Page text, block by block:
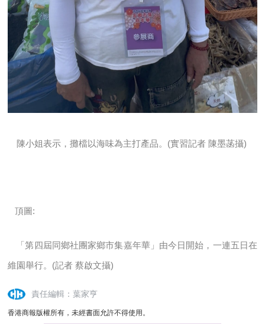
陳小姐表示，攤檔以海味為主打產品。(實習記者 陳墨菡攝)
頂圖:
「第四屆同鄉社團家鄉市集嘉年華」由今日開始，一連五日在
維園舉行。(記者 蔡啟文攝)
責任編輯：葉家亨
香港商報版權所有，未經書面允許不得使用。